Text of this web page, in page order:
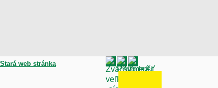
Stará web stránka